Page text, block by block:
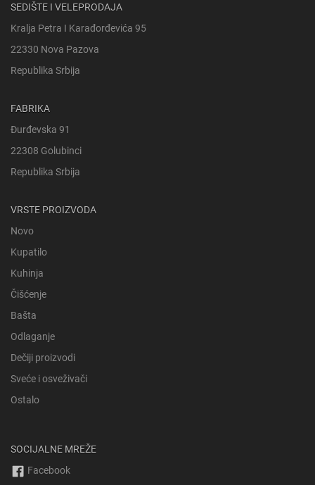
SEDIŠTE I VELEPRODAJA
Kralja Petra I Karađorđevića 95
22330 Nova Pazova
Republika Srbija
FABRIKA
Đurđevska 91
22308 Golubinci
Republika Srbija
VRSTE PROIZVODA
Novo
Kupatilo
Kuhinja
Čišćenje
Bašta
Odlaganje
Dečiji proizvodi
Sveće i osveživači
Ostalo
SOCIJALNE MREŽE
Facebook